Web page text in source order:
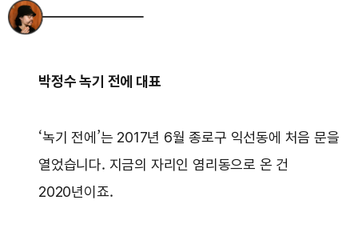
박정수 녹기 전에 대표
‘녹기 전에’는 2017년 6월 종로구 익선동에 처음 문을
열었습니다. 지금의 자리인 염리동으로 온 건
2020년이죠.